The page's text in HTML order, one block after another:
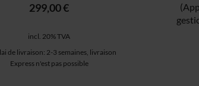
299,00 €
incl. 20% TVA
de livraison: 2-3 semaines, livraison
Express n'est pas possible